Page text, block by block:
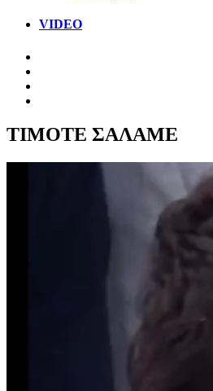
VIDEO
ΤΙΜΟΤΕ ΣΑΛΑΜΕ